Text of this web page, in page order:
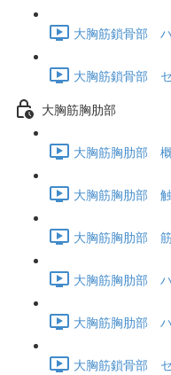
大胸筋鎖骨部
大胸筋鎖骨部
大胸筋胸肋部
大胸筋胸肋部
大胸筋胸肋部
大胸筋胸肋部
大胸筋胸肋部
大胸筋胸肋部
大胸筋鎖骨部